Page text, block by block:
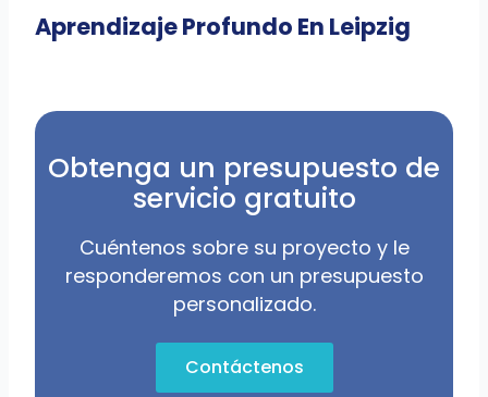
Aprendizaje Profundo En Leipzig
Obtenga un presupuesto de
servicio gratuito
Cuéntenos sobre su proyecto y le
responderemos con un presupuesto
personalizado.
Contáctenos